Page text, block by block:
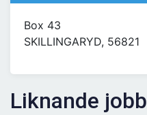
Box 43
SKILLINGARYD, 56821
Liknande jobb